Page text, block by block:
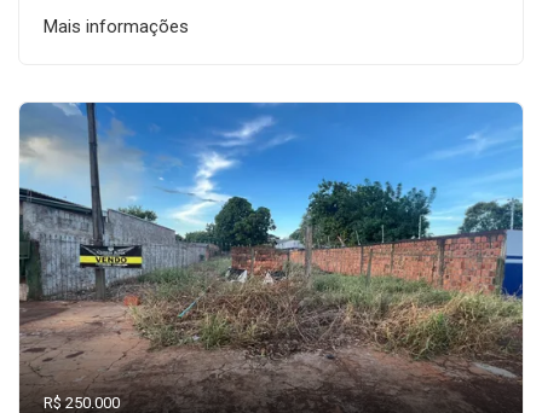
Mais informações
R$ 250.000